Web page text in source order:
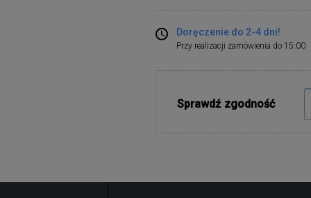
Doręczenie do 2-4 dni!
Przy realizacji zamówienia do 15:00
Sprawdź zgodność